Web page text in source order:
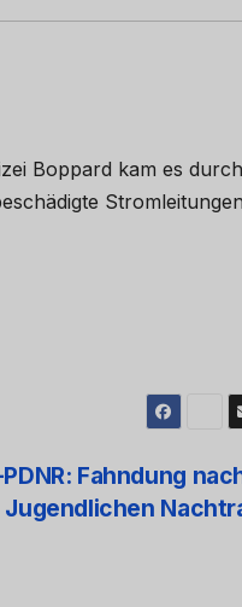
Boppard kam es
PDNR: Fahndung
Jugendlichen